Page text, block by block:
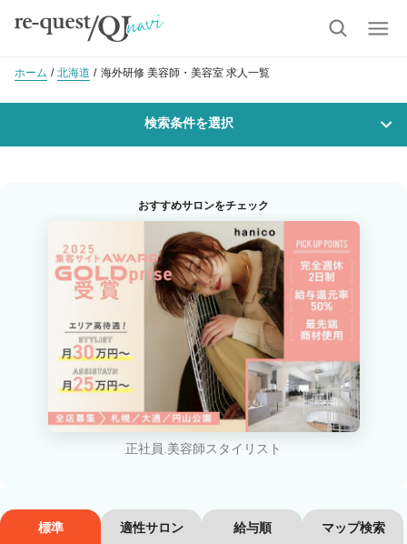
ホーム 北海道 海外研修 美容師・美容室 求人一覧
検索条件を選択
沿線・駅を選択 市区町村を選択
技能ランク
美容師スタイリスト 美容師アシスタント
カラーリスト フロント・レセプション
ヘアメイク・美容部員 アイリスト
講師・インストラクター 営業・販売スタッフ・その他
おすすめサロンをチェック
正社員.美容師スタイリスト
標準 適性サロン 給与順 マップ検索